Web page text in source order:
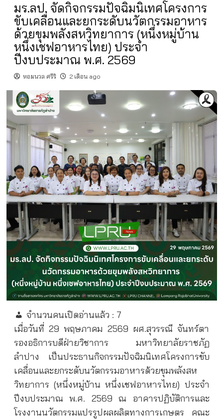
มร.ลป. จัดกิจกรรมปัจฉิมนิเทศโครงการ
ขับเคลื่อนและยกระดับนวัตกรรมอาหาร
ด้วยขุมพลังสหวิทยาการ (หนึ่งหมู่บ้าน
หนึ่งเชฟอาหารไทย) ประจำ
ปีงบประมาณ พ.ศ. 2569
หอมนวล ศรีริ 2 เดือน ago
จำนวนคนเปิดอ่านแล้ว : 7
เมื่อวันที่ 29 พฤษภาคม 2569 ผศ.สุวรรณี จันทร์ตา
รองอธิการบดีฝ่ายวิชาการ มหาวิทยาลัยราชภัฏ
ลำปาง เป็นประธานกิจกรรมปัจฉิมนิเทศโครงการขับ
เคลื่อนและยกระดับนวัตกรรมอาหารด้วยขุมพลังสห
วิทยาการ (หนึ่งหมู่บ้าน หนึ่งเชฟอาหารไทย) ประจำ
ปีงบประมาณ พ.ศ. 2569 ณ อาคารปฏิบัติการและ
โรงงานนวัตกรรมแปรรูปผลผลิตทางการเกษตร คณะ